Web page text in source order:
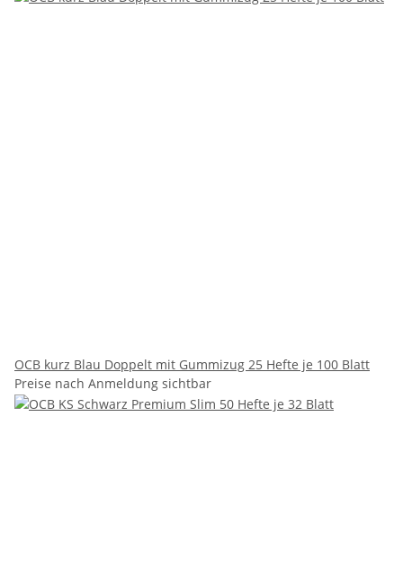
OCB kurz Blau Doppelt mit Gummizug 25 Hefte je 100 Blatt
Preise nach Anmeldung sichtbar